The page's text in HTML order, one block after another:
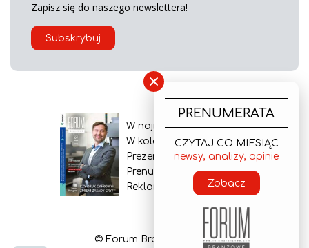
Zapisz się do naszego newslettera!
Subskrybuj
W najnowszym wydaniu
W kolejnym numerze
Prezentacja gazety
Prenumerata
Reklama
© Forum Branżowe 2026
×
PRENUMERATA
CZYTAJ CO MIESIĄC
newsy, analizy, opinie
Zobacz